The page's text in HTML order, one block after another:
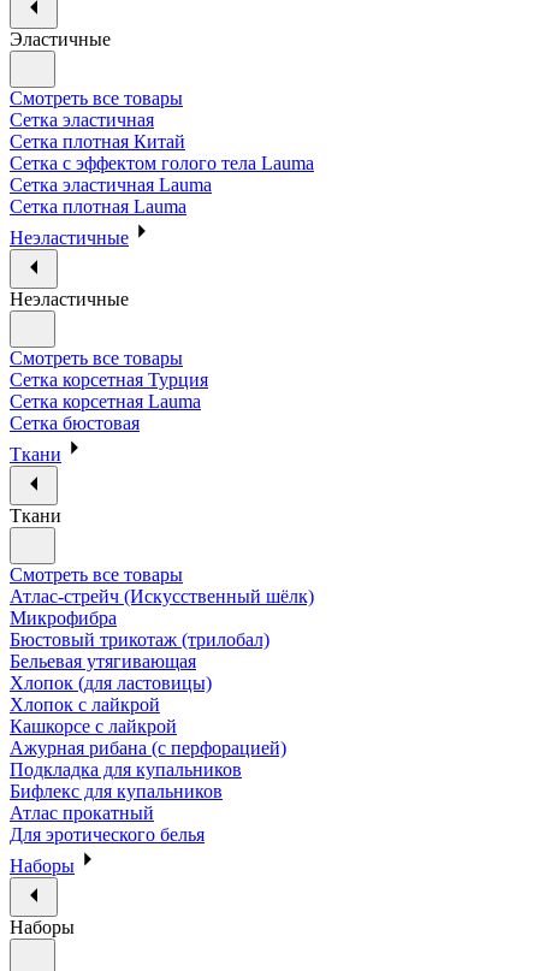
Эластичные
Смотреть все товары
Сетка эластичная
Сетка плотная Китай
Сетка с эффектом голого тела Lauma
Сетка эластичная Lauma
Сетка плотная Lauma
Неэластичные
Неэластичные
Смотреть все товары
Сетка корсетная Турция
Сетка корсетная Lauma
Сетка бюстовая
Ткани
Ткани
Смотреть все товары
Атлас-стрейч (Искусственный шёлк)
Микрофибра
Бюстовый трикотаж (трилобал)
Бельевая утягивающая
Хлопок (для ластовицы)
Хлопок с лайкрой
Кашкорсе с лайкрой
Ажурная рибана (с перфорацией)
Подкладка для купальников
Бифлекс для купальников
Атлас прокатный
Для эротического белья
Наборы
Наборы